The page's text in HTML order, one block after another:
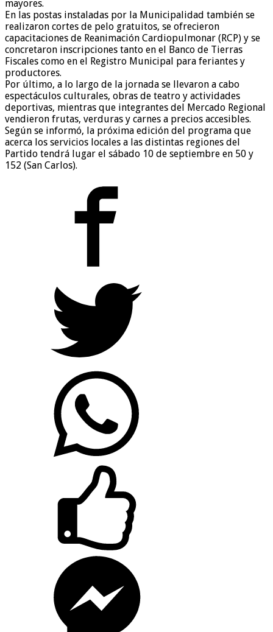
mayores.
En las postas instaladas por la Municipalidad también se
realizaron cortes de pelo gratuitos, se ofrecieron
capacitaciones de Reanimación Cardiopulmonar (RCP) y se
concretaron inscripciones tanto en el Banco de Tierras
Fiscales como en el Registro Municipal para feriantes y
productores.
Por último, a lo largo de la jornada se llevaron a cabo
espectáculos culturales, obras de teatro y actividades
deportivas, mientras que integrantes del Mercado Regional
vendieron frutas, verduras y carnes a precios accesibles.
Según se informó, la próxima edición del programa que
acerca los servicios locales a las distintas regiones del
Partido tendrá lugar el sábado 10 de septiembre en 50 y
152 (San Carlos).